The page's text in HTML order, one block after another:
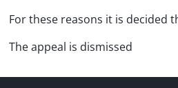
For these reasons it is decided
The appeal is dismissed